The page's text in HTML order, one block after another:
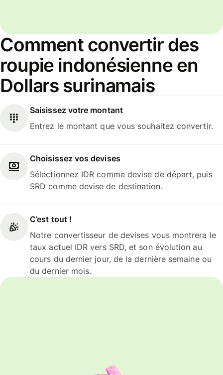
Comment convertir des
roupie indonésienne en
Dollars surinamais
Saisissez votre montant
Entrez le montant que vous souhaitez convertir.
Choisissez vos devises
Sélectionnez IDR comme devise de départ, puis
SRD comme devise de destination.
C’est tout !
Notre convertisseur de devises vous montrera le
taux actuel IDR vers SRD, et son évolution au
cours du dernier jour, de la dernière semaine ou
du dernier mois.